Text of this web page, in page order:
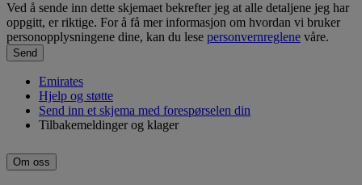
Ved å sende inn dette skjemaet bekrefter jeg at alle detaljene jeg har
oppgitt, er riktige. For å få mer informasjon om hvordan vi bruker
personopplysningene dine, kan du lese personvernreglene våre.
Send
Emirates
Hjelp og støtte
Send inn et skjema med forespørselen din
Tilbakemeldinger og klager
Om oss